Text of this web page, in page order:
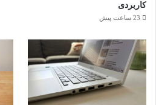
کاربردی
23 ساعت پیش